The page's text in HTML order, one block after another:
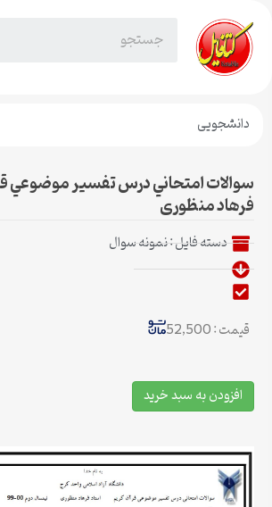
دانشجویی
سوالات امتحاني درس تفسیر موضوعي
فرهاد منظوری
دسته فایل :نمونه سوال
قیمت : 52,500
افزودن به سبد خرید